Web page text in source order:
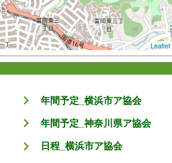
Leaflet
年間予定_横浜市ア協会
年間予定_神奈川県ア協会
日程_横浜市ア協会